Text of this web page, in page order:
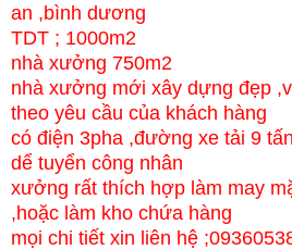
an ,bình dương
TDT ; 1000m2
nhà xưởng 750m2
nhà xưởng mới xây dựng đẹp
theo yêu cầu của khách hàng
có điện 3pha ,đường xe tải 9
dể tuyển công nhân
xưởng rất thích hợp làm may
,hoặc làm kho chứa hàng
mọi chi tiết xin liên hệ